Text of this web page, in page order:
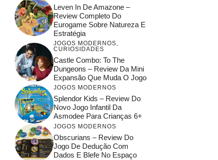
Leven In De Amazone –
Review Completo Do
Eurogame Sobre Natureza E
Estratégia
JOGOS MODERNOS
CURIOSIDADES
Castle Combo: To The
Dungeons – Review Da Mini
Expansão Que Muda O Jogo
JOGOS MODERNOS
Splendor Kids – Review Do
Novo Jogo Infantil Da
Asmodee Para Crianças 6+
JOGOS MODERNOS
Obscurians – Review Do
Jogo De Dedução Com
Dados E Blefe No Espaço